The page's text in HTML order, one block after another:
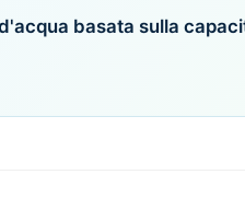
basata sulla